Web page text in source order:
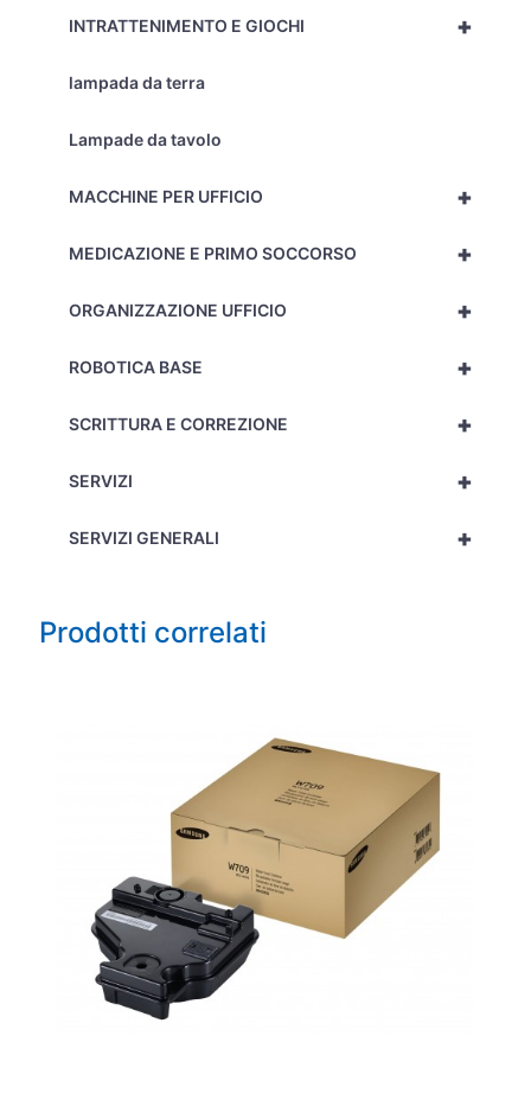
+
INTRATTENIMENTO E GIOCHI
lampada da terra
Lampade da tavolo
+
MACCHINE PER UFFICIO
+
MEDICAZIONE E PRIMO SOCCORSO
+
ORGANIZZAZIONE UFFICIO
+
ROBOTICA BASE
+
SCRITTURA E CORREZIONE
+
SERVIZI
+
SERVIZI GENERALI
Prodotti correlati